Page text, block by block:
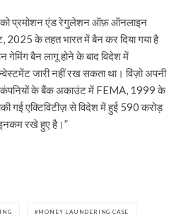
को प्रमोशन एंड रेगुलेशन ऑफ़ ऑनलाइन
के तहत भारत में बैन कर दिया गया है
बैन लागू होने के बाद विदेश में
जारी नहीं रख सकता था। विंज़ो अपनी
कंपनियों के बैंक अकाउंट में FEMA, 1999 के
गई एक्टिविटीज़ से विदेश में हुई 590 करोड़
रखे हुए है।”
MONEY LAUNDERING CASE